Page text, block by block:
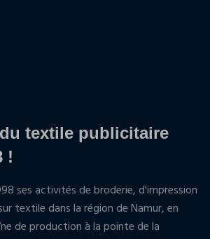
textile publicitaire
!
ses activités de broderie, d'impression
textile dans la région de Namur, en
de production à la pointe de la